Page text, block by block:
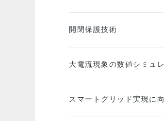
開閉保護技術
大電流現象の数値シミュ
スマートグリッド実現に